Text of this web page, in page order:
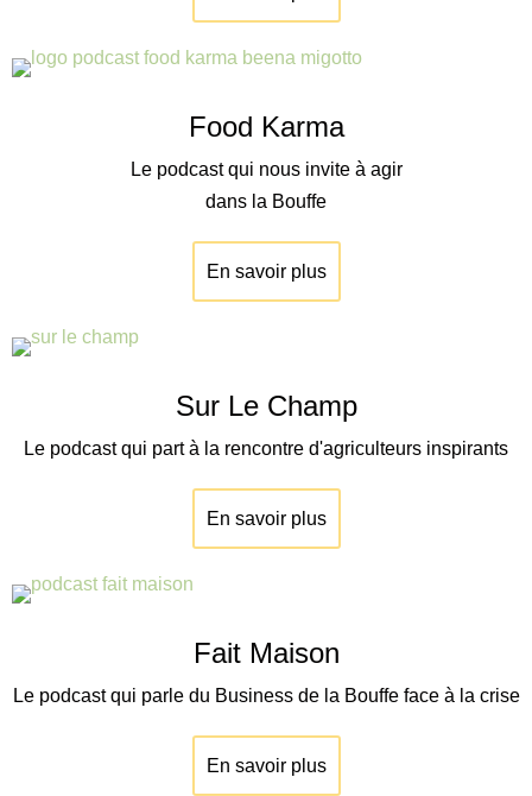
Food Karma
Le podcast qui nous invite à agir
dans la Bouffe
En savoir plus
Sur Le Champ
Le podcast qui part à la rencontre d'agriculteurs inspirants
En savoir plus
Fait Maison
Le podcast qui parle du Business de la Bouffe face à la crise
En savoir plus